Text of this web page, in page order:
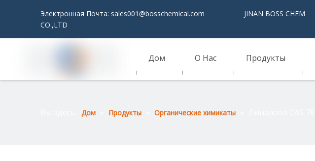
Электронная Почта: sales001@bosschemical.com JINAN BOSS CHEM
CO.,LTD
Дом О Нас Продукты
Дом Продукты Органические химикаты